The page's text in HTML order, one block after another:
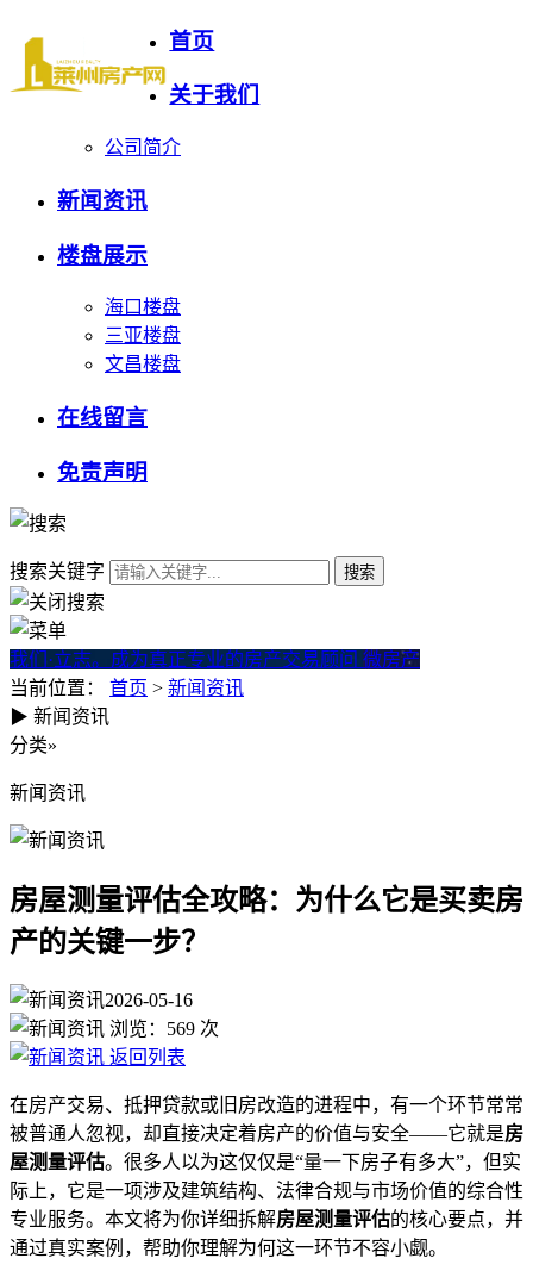
首页
关于我们
公司简介
新闻资讯
楼盘展示
海口楼盘
三亚楼盘
文昌楼盘
在线留言
免责声明
搜索关键字
我们·立志。成为真正专业的房产交易顾问 微房产
当前位置： 首页 > 新闻资讯
房屋测量评估全攻略：为什么
▶ 新闻资讯
分类»
新闻资讯
房屋测量评估全攻略：为什么它是买卖房
产的关键一步？
2026-05-16
浏览： 569 次
返回列表
在房产交易、抵押贷款或旧房改造的进程中，有一个环节常常
被普通人忽视，却直接决定着房产的价值与安全——它就是房
屋测量评估。很多人以为这仅仅是“量一下房子有多大”，但实
际上，它是一项涉及建筑结构、法律合规与市场价值的综合性
专业服务。本文将为你详细拆解房屋测量评估的核心要点，并
通过真实案例，帮助你理解为何这一环节不容小觑。